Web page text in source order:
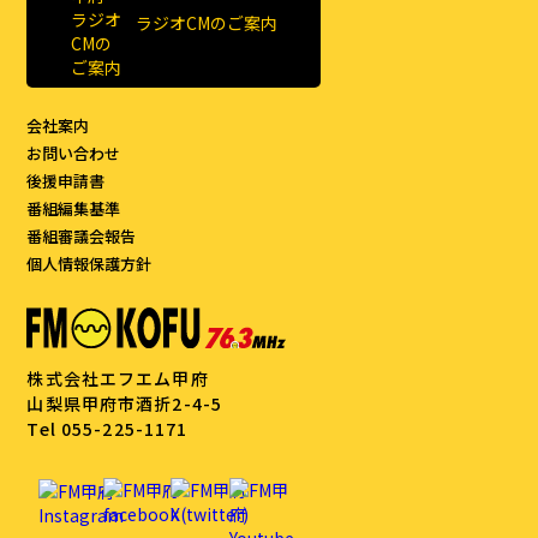
ラジオCMのご案内
会社案内
お問い合わせ
後援申請書
番組編集基準
番組審議会報告
個人情報保護方針
株式会社エフエム甲府
山梨県甲府市酒折2-4-5
Tel 055-225-1171